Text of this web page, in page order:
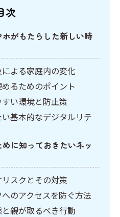
次
がもたらした新しい時
よる家庭内の変化
るためのポイント
い環境と防止策
基本的なデジタルリテ
に知っておきたいネッ
スクとその対策
のアクセスを防ぐ方法
親が取るべき行動